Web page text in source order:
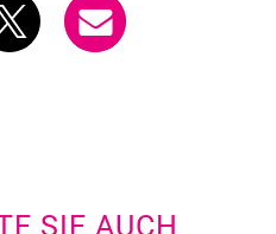
SIE AUCH